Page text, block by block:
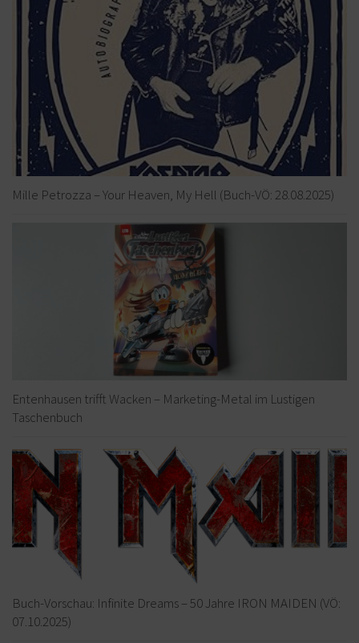
Mille Petrozza – Your Heaven, My Hell (Buch-VÖ: 28.08.2025)
Entenhausen trifft Wacken – Marketing-Metal im Lustigen
Taschenbuch
Buch-Vorschau: Infinite Dreams – 50 Jahre IRON MAIDEN (VÖ:
07.10.2025)